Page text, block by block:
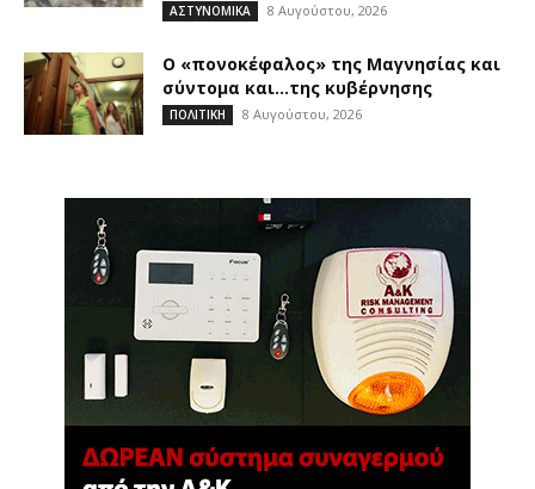
ΑΣΤΥΝΟΜΙΚΑ 8 Αυγούστου, 2026
Ο «πονοκέφαλος» της Μαγνησίας και
σύντομα και…της κυβέρνησης
ΠΟΛΙΤΙΚΗ 8 Αυγούστου, 2026